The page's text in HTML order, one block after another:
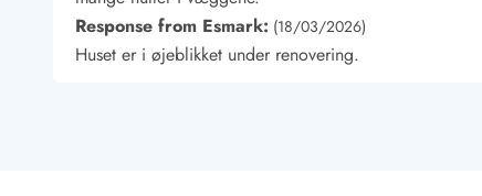
Hold jul i sommerhuset
Vikingetiden i Danmark
Response from Esmark: (18/03/2026)
Huset er i øjeblikket under renovering.